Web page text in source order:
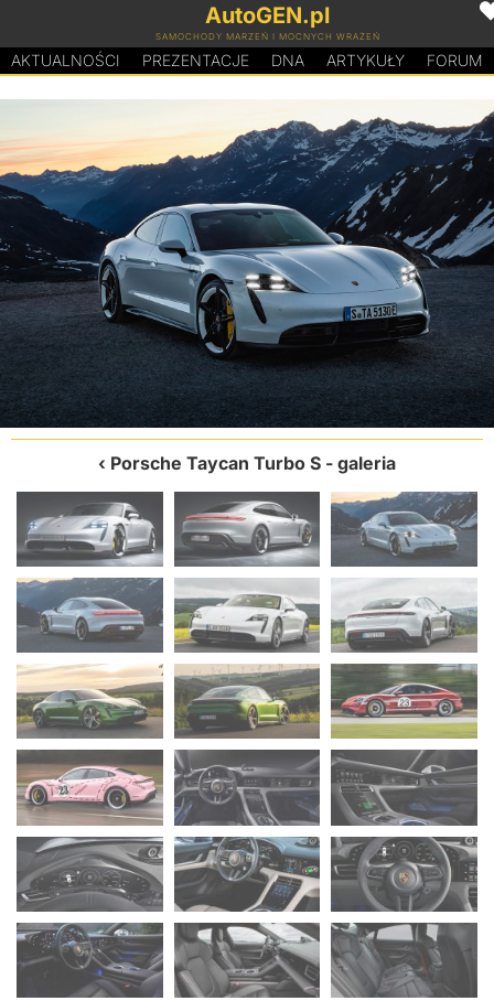
AutoGEN.pl
SAMOCHODY MARZEŃ I MOCNYCH WRAŻEŃ
AKTUALNOŚCI PREZENTACJE DNA ARTYKUŁY FORUM
Porsche Taycan Turbo S - galeria